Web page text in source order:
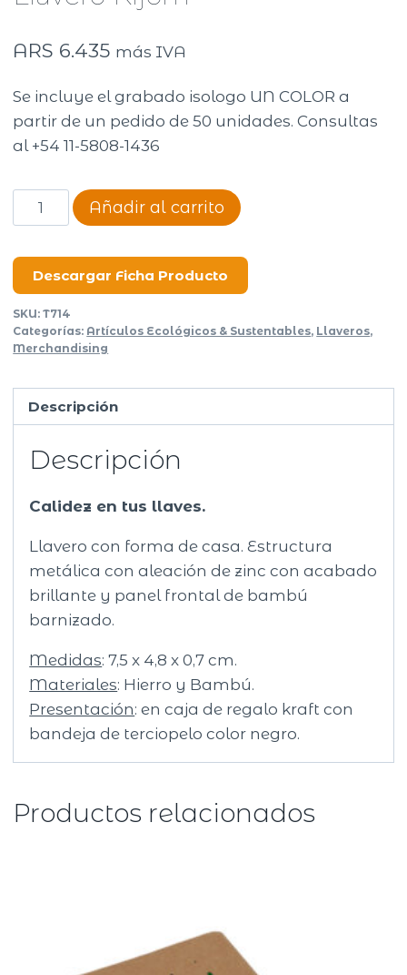
ARS 6.435 más IVA
Se incluye el grabado isologo UN COLOR a
partir de un pedido de 50 unidades. Consultas
al +54 11-5808-1436
Llavero
Kijom
Añadir al carrito
Descargar Ficha Producto
SKU:T714
Categorías: Artículos Ecológicos & Sustentables, Llaveros,
Merchandising
Descripción
Descripción
Calidez en tus llaves.
Llavero con forma de casa. Estructura
metálica con aleación de zinc con acabado
brillante y panel frontal de bambú
barnizado.
Medidas: 7,5 x 4,8 x 0,7 cm.
Materiales: Hierro y Bambú.
Presentación: en caja de regalo kraft con
bandeja de terciopelo color negro.
Productos relacionados